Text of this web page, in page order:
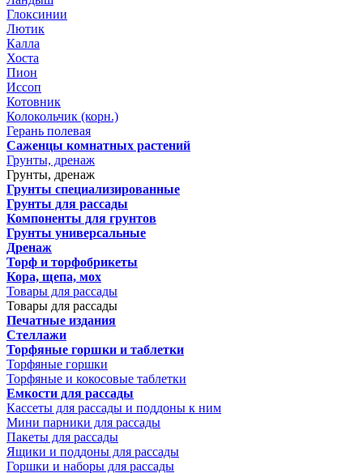
Глоксинии
Лютик
Калла
Хоста
Пион
Иссоп
Котовник
Колокольчик (корн.)
Герань полевая
Саженцы комнатных растений
Грунты, дренаж
Грунты, дренаж
Грунты специализированные
Грунты для рассады
Компоненты для грунтов
Грунты универсальные
Дренаж
Торф и торфобрикеты
Кора, щепа, мох
Товары для рассады
Товары для рассады
Печатные издания
Стеллажи
Торфяные горшки и таблетки
Торфяные горшки
Торфяные и кокосовые таблетки
Емкости для рассады
Кассеты для рассады и поддоны к ним
Мини парники для рассады
Пакеты для рассады
Ящики и поддоны для рассады
Горшки и наборы для рассады